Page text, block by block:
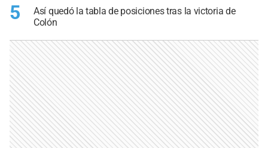
5
Así quedó la tabla de posiciones tras la victoria de
Colón